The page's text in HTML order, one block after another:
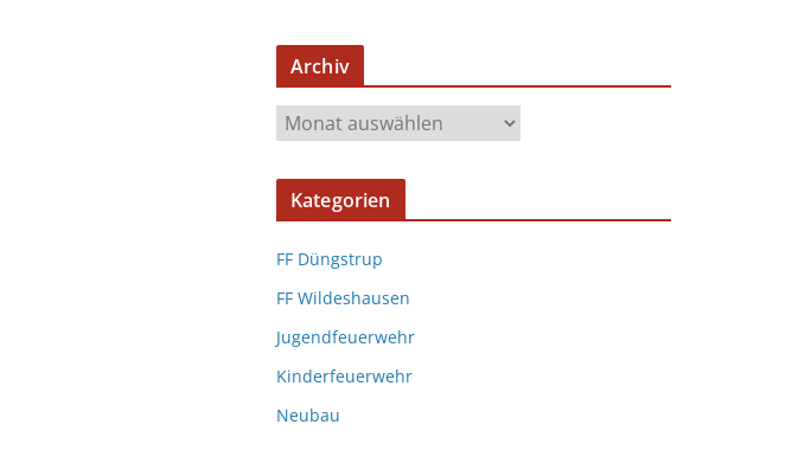
Archiv
Kategorien
FF Düngstrup
FF Wildeshausen
Jugendfeuerwehr
Kinderfeuerwehr
Neubau